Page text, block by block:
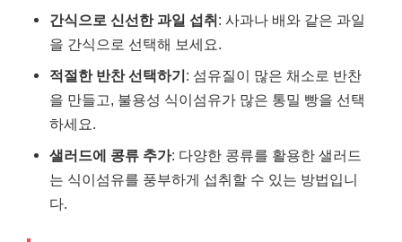
간식으로 신선한 과일 섭취: 사과나 배와 같은 과일
을 간식으로 선택해 보세요.
적절한 반찬 선택하기: 섬유질이 많은 채소로 반찬
을 만들고, 불용성 식이섬유가 많은 통밀 빵을 선택
하세요.
샐러드에 콩류 추가: 다양한 콩류를 활용한 샐러드
는 식이섬유를 풍부하게 섭취할 수 있는 방법입니
다.